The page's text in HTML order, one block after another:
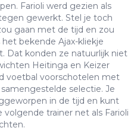
Farioli werd gezien als
gewerkt. Stel je toch
gaan met de tijd en zou
bekende Ajax-kliekje
Dat konden ze natuurlijk niet
Heitinga en Keizer
voetbal voorschotelen met
selectie. Je
in de tijd en kunt
trainer net als Farioli